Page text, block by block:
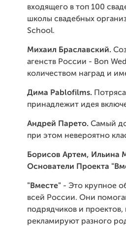
входящего в топ 100
школы свадебных
School.
Михаил Браславский.
агенств России - Bon
количеством наград и
Дима Pablofilms.
принадлежит идея
Андрей Парето. Самый
при этом невероятно
Борисов Артем, Ильина
Основатели Проекта
"Вместе" - Это крупное
всей России. Они
подрядчиков и
рекламируют разного